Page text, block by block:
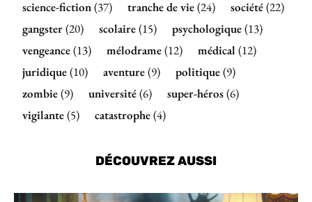
science-fiction(37) tranche de vie(24) société(22)
gangster(20) scolaire(15) psychologique(13)
vengeance(13) mélodrame(12) médical(12)
juridique(10) aventure(9) politique(9)
zombie(9) université(6) super-héros(6)
vigilante(5) catastrophe(4)
DÉCOUVREZ AUSSI